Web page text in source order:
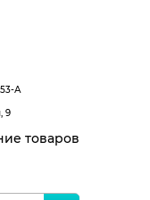
А
9
товаров